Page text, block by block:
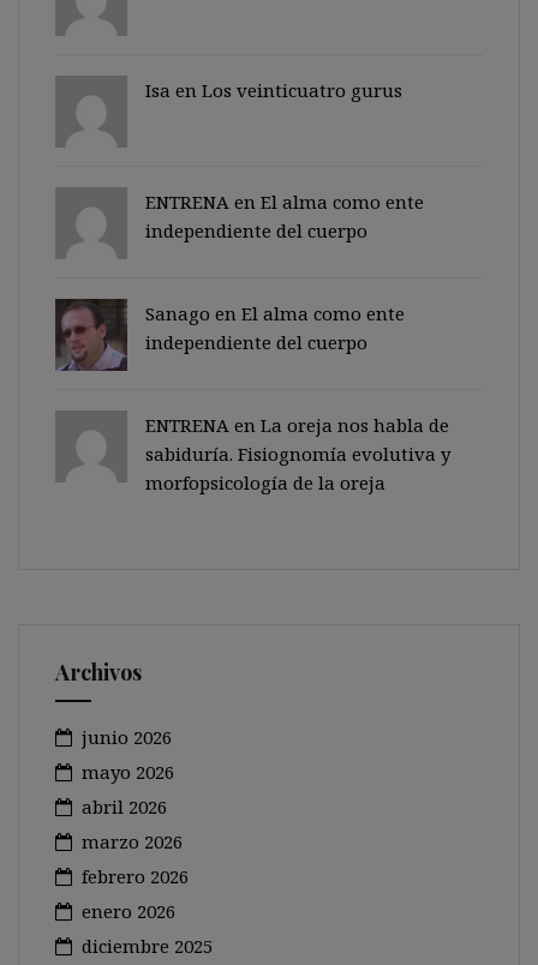
Isa en Los veinticuatro gurus
ENTRENA en El alma como ente
independiente del cuerpo
Sanago en El alma como ente
independiente del cuerpo
ENTRENA en La oreja nos habla de
sabiduría. Fisiognomía evolutiva y
morfopsicología de la oreja
Archivos
junio 2026
mayo 2026
abril 2026
marzo 2026
febrero 2026
enero 2026
diciembre 2025